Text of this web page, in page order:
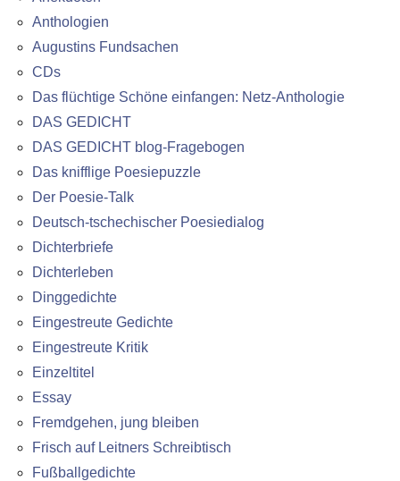
Anthologien
Augustins Fundsachen
CDs
Das flüchtige Schöne einfangen: Netz-Anthologie
DAS GEDICHT
DAS GEDICHT blog-Fragebogen
Das knifflige Poesiepuzzle
Der Poesie-Talk
Deutsch-tschechischer Poesiedialog
Dichterbriefe
Dichterleben
Dinggedichte
Eingestreute Gedichte
Eingestreute Kritik
Einzeltitel
Essay
Fremdgehen, jung bleiben
Frisch auf Leitners Schreibtisch
Fußballgedichte